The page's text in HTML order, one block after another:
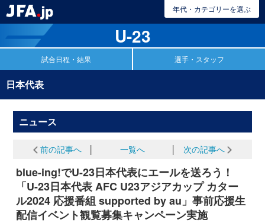
年代・カテゴリーを選ぶ
U-23
試合日程・結果 選手・スタッフ
日本代表
ニュース
前の記事へ 一覧へ 次の記事へ
blue-ing!でU-23日本代表にエールを送ろう！
「U-23日本代表 AFC U23アジアカップ カター
ル2024 応援番組 supported by au」事前応援生
配信イベント観覧募集キャンペーン実施